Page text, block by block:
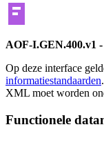
AOF-I.GEN.400.v1 -
Op deze interface
informatiestandaarden
XML moet worden
Functionele